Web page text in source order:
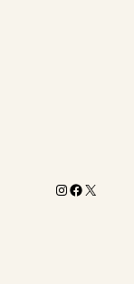
Instagram
Facebook
X